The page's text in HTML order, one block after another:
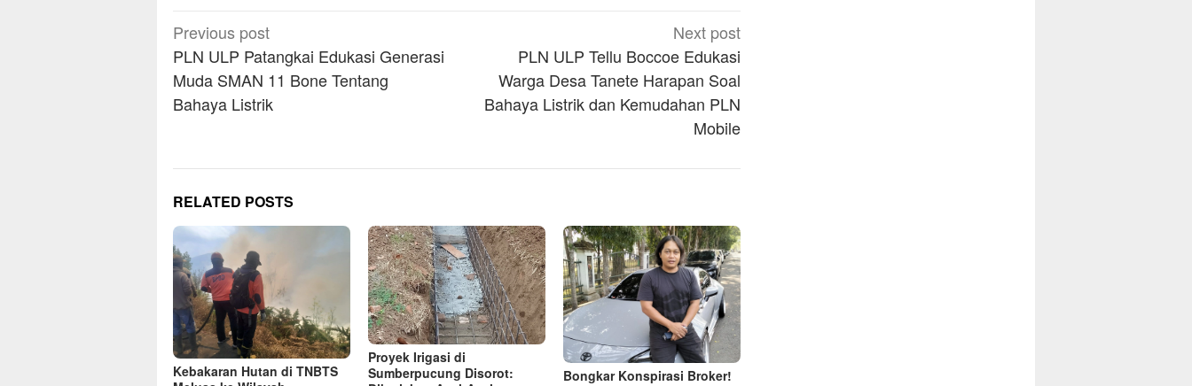
Post
navigation
Previous post
PLN ULP Patangkai Edukasi Generasi
Muda SMAN 11 Bone Tentang
Bahaya Listrik
Next post
PLN ULP Tellu Boccoe Edukasi
Warga Desa Tanete Harapan Soal
Bahaya Listrik dan Kemudahan PLN
Mobile
RELATED POSTS
Kebakaran Hutan di TNBTS
Proyek Irigasi di
Sumberpucung Disorot:
Bongkar Konspirasi Broker!